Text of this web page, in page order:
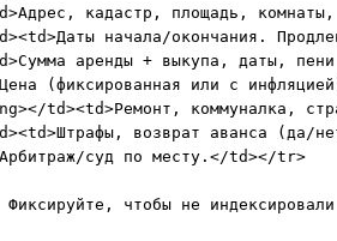
кадастр, площадь,
начала/окончания.
аренды + выкупа, даты,
(фиксированная или с
td><td>Ремонт, коммуналка,
возврат аванса (да/
суд по месту.</td></tr>
чтобы не